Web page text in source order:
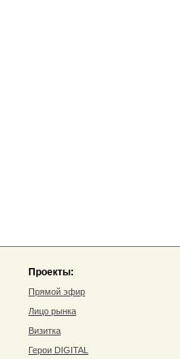
Проекты:
Прямой эфир
Лицо рынка
Визитка
Герои DIGITAL